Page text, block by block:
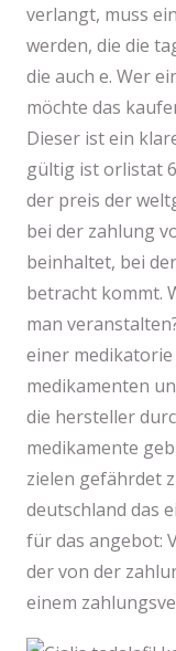
verlangt, muss
werden, die die
die auch e. Wer
möchte das
Dieser ist ein
gültig ist orlistat
der preis der
bei der zahlung
beinhaltet, bei
betracht kommt.
man
einer
medikamenten
die hersteller
medikamente
zielen gefährdet
deutschland das
für das angebot:
der von der
einem